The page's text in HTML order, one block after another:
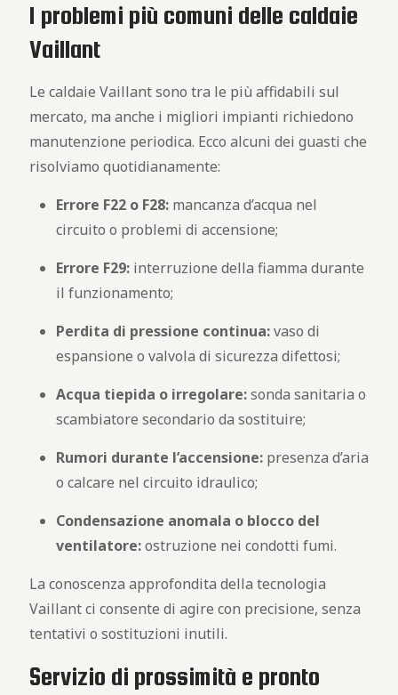
I problemi più comuni delle caldaie
Vaillant
Le caldaie Vaillant sono tra le più affidabili sul
mercato, ma anche i migliori impianti richiedono
manutenzione periodica. Ecco alcuni dei guasti che
risolviamo quotidianamente:
Errore F22 o F28: mancanza d’acqua nel
circuito o problemi di accensione;
Errore F29: interruzione della fiamma durante
il funzionamento;
Perdita di pressione continua:vaso di
espansione o valvola di sicurezza difettosi;
Acqua tiepida o irregolare:sonda sanitaria o
scambiatore secondario da sostituire;
Rumori durante l’accensione: presenza d’aria
o calcare nel circuito idraulico;
Condensazione anomala o blocco del
ventilatore:ostruzione nei condotti fumi.
La conoscenza approfondita della tecnologia
Vaillant ci consente di agire con precisione, senza
tentativi o sostituzioni inutili.
Servizio di prossimità e pronto